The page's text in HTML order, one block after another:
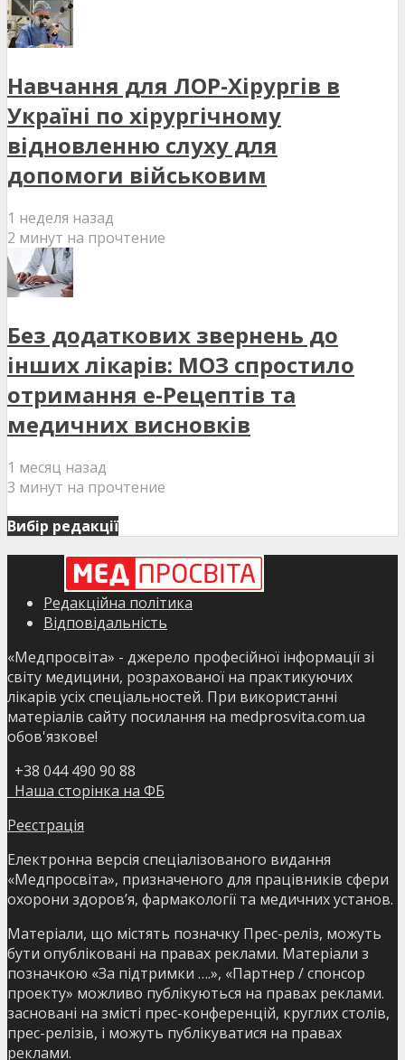
Навчання для ЛОР-Хірургів в
Україні по хірургічному
відновленню слуху для
допомоги військовим
1 неделя назад
2 минут на прочтение
Без додаткових звернень до
інших лікарів: МОЗ спростило
отримання е-Рецептів та
медичних висновків
1 месяц назад
3 минут на прочтение
Вибір редакції
Редакційна політика
Відповідальність
«Медпросвіта» - джерело професійної інформації зі
світу медицини, розрахованої на практикуючих
лікарів усіх спеціальностей. При використанні
матеріалів сайту посилання на medprosvita.com.ua
обов'язкове!
+38 044 490 90 88
Наша сторінка на ФБ
Реєстрація
Електронна версія спеціалізованого видання
«Медпросвіта», призначеного для працівників сфери
охорони здоров’я, фармакології та медичних установ.
Матеріали, що містять позначку Прес-реліз, можуть
бути опубліковані на правах реклами. Матеріали з
позначкою «За підтримки ….», «Партнер / спонсор
проекту» можливо публікуються на правах реклами.
засновані на змісті прес-конференцій, круглих столів,
прес-релізів, і можуть публікуватися на правах
реклами.